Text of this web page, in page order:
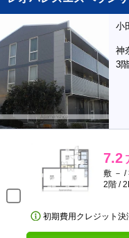
小
神
3
7.2
敷 － /
2階 /
初期費用クレジット決